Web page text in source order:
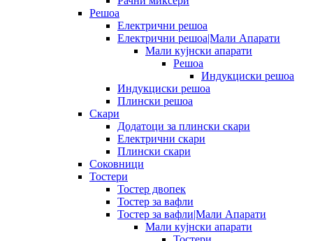
Решоа
Електрични решоа
Електрични решоа|Мали Апарати
Мали кујнски апарати
Решоа
Индукциски решоа
Индукциски решоа
Плински решоа
Скари
Додатоци за плински скари
Електрични скари
Плински скари
Соковници
Тостери
Тостер двопек
Тостер за вафли
Тостер за вафли|Мали Апарати
Мали кујнски апарати